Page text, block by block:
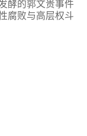
酵的郭文贵事件
腐败与高层权斗